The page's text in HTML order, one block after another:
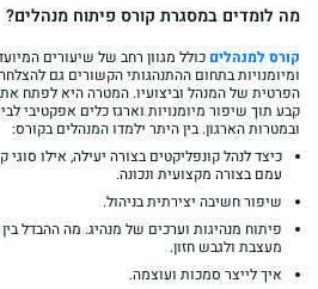
מה לומדים במסגרת קורס פיתוח מנהלים?
קורס למנהלים כולל מגוון רחב של שיעורים
ומיומנויות בתחום ההתנהגותי הקשורים גם
הפרטית של המנהל וביצועיו. המטרה היא לפתח
קבע תוך שיפור מיומנויות וארגז כלים אפקטיבי
ובמטרות הארגון. בין היתר ילמדו המנהלים בקורס:
כיצד לנהל קונפליקטים בצורה יעילה, אילו סוגי
עמם בצורה מקצועית ונכונה.
שיפור חשיבה יצירתית בניהול.
פיתוח מנהיגות וערכים של מנהיג. מה ההבדל
מעצבת ולגבש חזון.
איך לייצר סמכות ועוצמה.